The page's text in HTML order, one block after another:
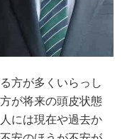
方が多くいらっし
が将来の頭皮状態
には現在や過去か